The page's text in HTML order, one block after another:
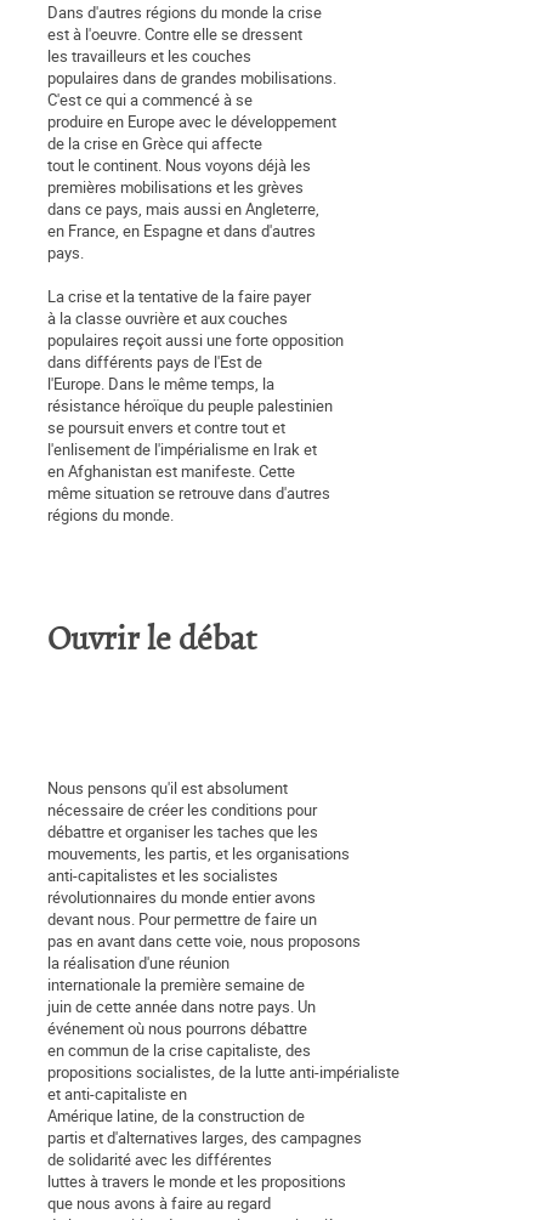
Dans d'autres régions du monde la crise
est à l'oeuvre. Contre elle se dressent
les travailleurs et les couches
populaires dans de grandes mobilisations.
C'est ce qui a commencé à se
produire en Europe avec le développement
de la crise en Grèce qui affecte
tout le continent. Nous voyons déjà les
premières mobilisations et les grèves
dans ce pays, mais aussi en Angleterre,
en France, en Espagne et dans d'autres
pays.
La crise et la tentative de la faire payer
à la classe ouvrière et aux couches
populaires reçoit aussi une forte opposition
dans différents pays de l'Est de
l'Europe. Dans le même temps, la
résistance héroïque du peuple palestinien
se poursuit envers et contre tout et
l'enlisement de l'impérialisme en Irak et
en Afghanistan est manifeste. Cette
même situation se retrouve dans d'autres
régions du monde.
Ouvrir le débat
Nous pensons qu'il est absolument
nécessaire de créer les conditions pour
débattre et organiser les taches que les
mouvements, les partis, et les organisations
anti-capitalistes et les socialistes
révolutionnaires du monde entier avons
devant nous. Pour permettre de faire un
pas en avant dans cette voie, nous proposons
la réalisation d'une réunion
internationale la première semaine de
juin de cette année dans notre pays. Un
événement où nous pourrons débattre
en commun de la crise capitaliste, des
propositions socialistes, de la lutte anti-impérialiste
et anti-capitaliste en
Amérique latine, de la construction de
partis et d'alternatives larges, des campagnes
de solidarité avec les différentes
luttes à travers le monde et les propositions
que nous avons à faire au regard